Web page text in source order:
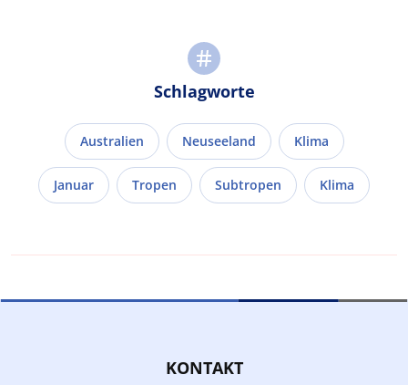
Schlagworte
Australien Neuseeland Klima
Januar Tropen Subtropen Klima
KONTAKT